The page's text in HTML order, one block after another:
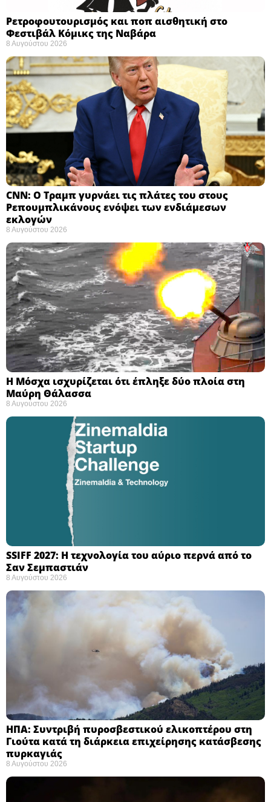
Ρετροφουτουρισμός και ποπ αισθητική στο
Φεστιβάλ Κόμικς της Ναβάρα ​
8 Αυγούστου 2026
CNN: Ο Τραμπ γυρνάει τις πλάτες του στους
Ρεπουμπλικάνους ενόψει των ενδιάμεσων
εκλογών ​
8 Αυγούστου 2026
Η Μόσχα ισχυρίζεται ότι έπληξε δύο πλοία στη
Μαύρη Θάλασσα ​
8 Αυγούστου 2026
SSIFF 2027: Η τεχνολογία του αύριο περνά από το
Σαν Σεμπαστιάν ​
8 Αυγούστου 2026
ΗΠΑ: Συντριβή πυροσβεστικού ελικοπτέρου στη
Γιούτα κατά τη διάρκεια επιχείρησης κατάσβεσης
πυρκαγιάς ​
8 Αυγούστου 2026